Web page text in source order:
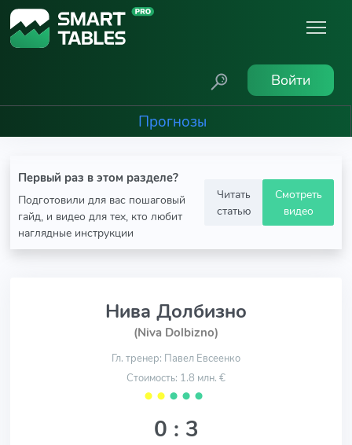
Войти
Прогнозы
Первый раз в этом разделе?
Подготовили для вас пошаговый
гайд, и видео для тех, кто любит
наглядные инструкции
Читать
статью
Смотреть
видео
Нива Долбизно
(Niva Dolbizno)
Гл. тренер: Павел Евсеенко
Стоимость: 1.8 млн. €
⬤ ⬤ ⬤ ⬤ ⬤
0 : 3